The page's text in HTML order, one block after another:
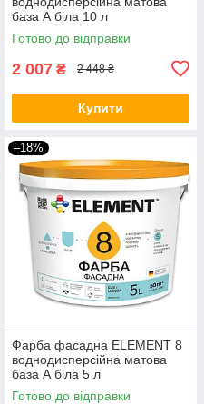
база А біла 10 л
Готово до відправки
2 007 ₴ 2 448 ₴
Купити
–18%
Фарба фасадна ELEMENT 8
воднодисперсійна матова
база А біла 5 л
Готово до відправки